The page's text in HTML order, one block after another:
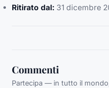
Ritirato dal: 31 dicembre
Commenti
Partecipa — in tutto il